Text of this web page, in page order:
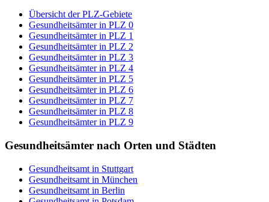
Übersicht der PLZ-Gebiete
Gesundheitsämter in PLZ 0
Gesundheitsämter in PLZ 1
Gesundheitsämter in PLZ 2
Gesundheitsämter in PLZ 3
Gesundheitsämter in PLZ 4
Gesundheitsämter in PLZ 5
Gesundheitsämter in PLZ 6
Gesundheitsämter in PLZ 7
Gesundheitsämter in PLZ 8
Gesundheitsämter in PLZ 9
Gesundheitsämter nach Orten und Städten
Gesundheitsamt in Stuttgart
Gesundheitsamt in München
Gesundheitsamt in Berlin